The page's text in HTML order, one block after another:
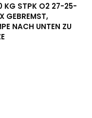
KG STPK O2 27-25-
GEBREMST,
NACH UNTEN ZU Ö